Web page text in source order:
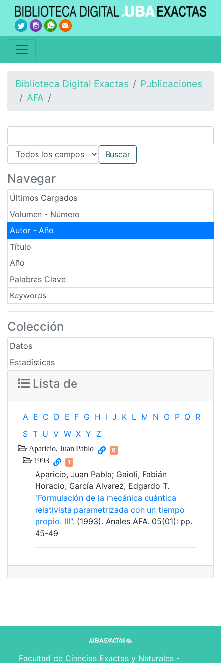
Biblioteca Digital Exactas
Publicaciones
AFA
Navegar
Últimos Cargados
Volumen - Número
Autor - Año
Título
Año
Palabras Clave
Keywords
Colección
Datos
Estadísticas
Lista de
A B C D E F G H I J K L M N O P Q R
S T U V W X Y Z
Aparicio, Juan Pablo 6
1993 1
Aparicio, Juan Pablo; Gaioli, Fabián
Horacio; García Alvarez, Edgardo T.
"Formulación de la mecánica cuántica
relativista parametrizada con un tiempo
propio. III". (1993). Anales AFA. 05(01): pp.
45-49
Facultad de Ciencias Exactas y Naturales -